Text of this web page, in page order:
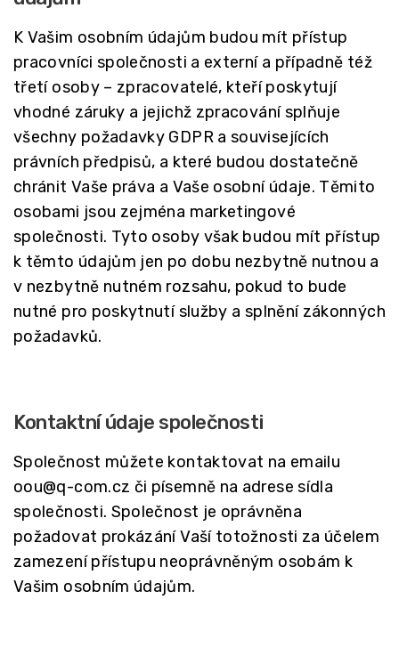
K Vašim osobním údajům budou mít přístup
pracovníci společnosti a externí a případně též
třetí osoby – zpracovatelé, kteří poskytují
vhodné záruky a jejichž zpracování splňuje
všechny požadavky GDPR a souvisejících
právních předpisů, a které budou dostatečně
chránit Vaše práva a Vaše osobní údaje. Těmito
osobami jsou zejména marketingové
společnosti. Tyto osoby však budou mít přístup
k těmto údajům jen po dobu nezbytně nutnou a
v nezbytně nutném rozsahu, pokud to bude
nutné pro poskytnutí služby a splnění zákonných
požadavků.
Kontaktní údaje společnosti
Společnost můžete kontaktovat na emailu
oou@q-com.cz či písemně na adrese sídla
společnosti. Společnost je oprávněna
požadovat prokázání Vaší totožnosti za účelem
zamezení přístupu neoprávněným osobám k
Vašim osobním údajům.